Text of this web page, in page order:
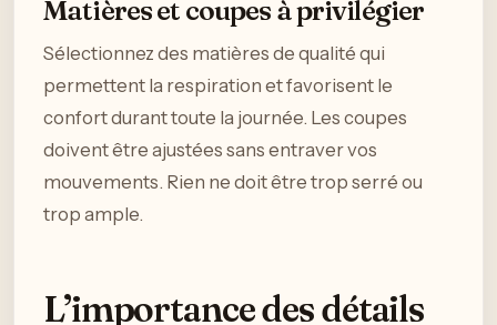
Matières et coupes à privilégier
Sélectionnez des matières de qualité qui
permettent la respiration et favorisent le
confort durant toute la journée. Les coupes
doivent être ajustées sans entraver vos
mouvements. Rien ne doit être trop serré ou
trop ample.
L’importance des détails